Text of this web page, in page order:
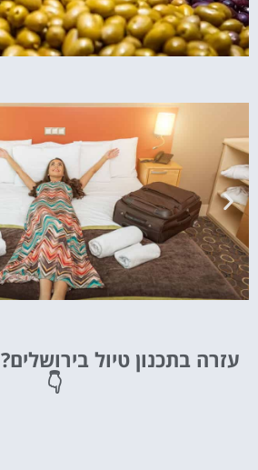
מציאת מלון
עזרה בתכנון טיול בירושלים?
👇